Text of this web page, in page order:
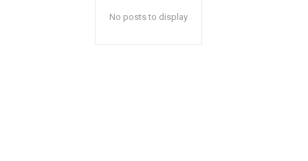
No posts to display